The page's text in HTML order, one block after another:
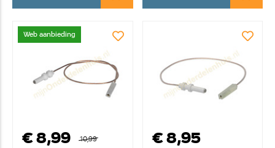
Web aanbieding
€ 8,99
10,99
€ 8,95